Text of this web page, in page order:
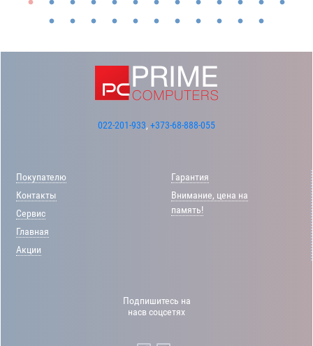
022-201-933, +373-68-888-055
Покупателю
Контакты
Сервис
Главная
Акции
Гарантия
Внимание, цена на
память!
Подпишитесь на
насв соцсетях